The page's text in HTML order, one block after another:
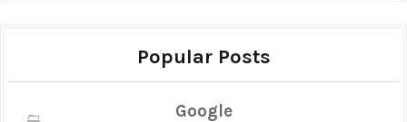
Popular Posts
Google